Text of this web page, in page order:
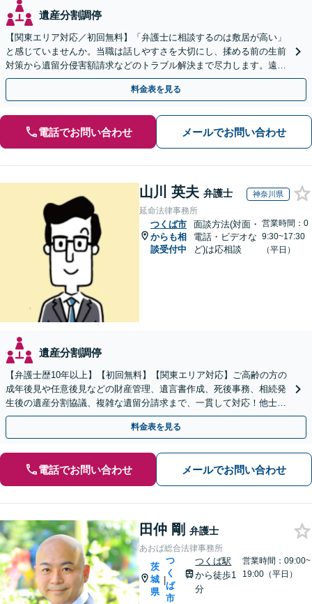
遺産分割調停
【関東エリア対応／初回無料】「弁護士に相談するのは敷居が高い」
と感じていませんか。当職は話しやすさを大切にし、揉める前の生前
対策から遺留分侵害額請求などのトラブル解決まで尽力します。遠方
にお住まいの方もWeb面談で安心してご相談いただけます
料金表を見る
電話でお問い合わせ メールでお問い合わせ
山川 英夫 弁護士 神奈川県
延命法律事務所
つくば市
からも相
談受付中
面談方法(対面・
電話・ビデオな
ど)は応相談
営業時間：0
9:30~17:30
（平日）
遺産分割調停
【弁護士歴10年以上】【初回無料】【関東エリア対応】ご高齢の方の
成年後見や任意後見などの財産管理、遺言書作成、死後事務、相続発
生後の遺産分割協議、複雑な遺留分請求まで、一貫して対応！他士業
との連携力を活かした最適解の追求【WEB面談対応】
料金表を見る
電話でお問い合わせ メールでお問い合わせ
田仲 剛 弁護士
あおば総合法律事務所
茨
城
県
|
つ
く
ば
市
つくば駅
から徒歩1
分
営業時間：09:00~
19:00（平日）